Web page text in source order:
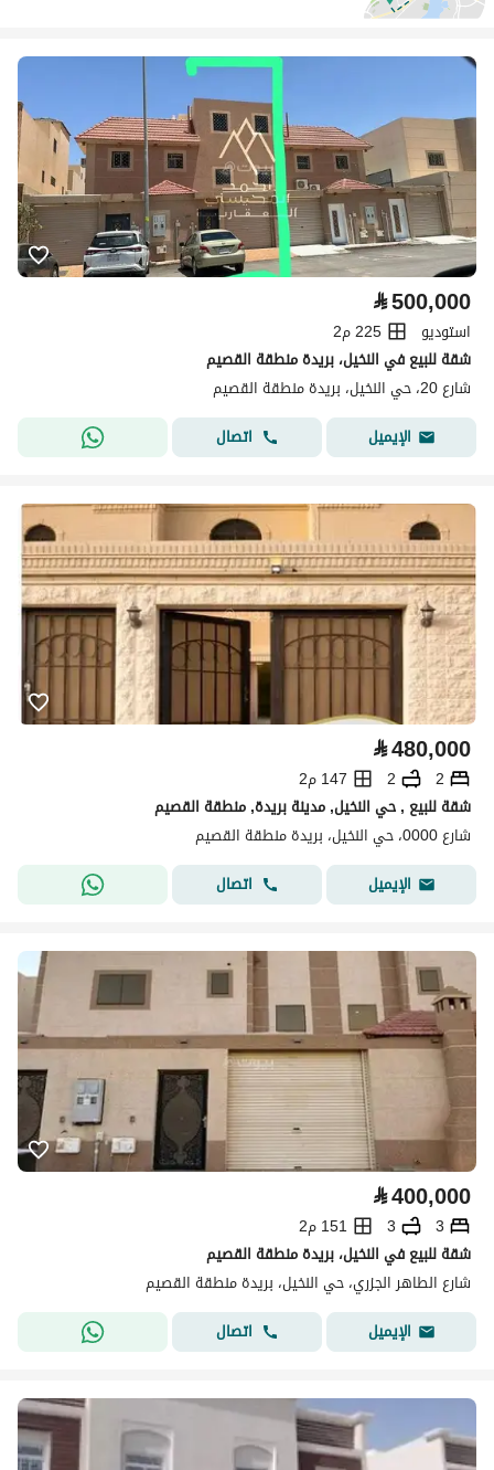
⃁500,000
استوديو
225 م2
شقة للبيع في النخيل، بريدة منطقة القصيم
شارع 20، حي النخيل، بريدة منطقة القصيم
الإيميل
اتصال
⃁480,000
2
2
147 م2
شقة للبيع , حي النخيل, مدينة بريدة, منطقة القصيم
شارع 0000، حي النخيل، بريدة منطقة القصيم
الإيميل
اتصال
⃁400,000
3
3
151 م2
شقة للبيع في النخيل، بريدة منطقة القصيم
شارع الطاهر الجزري، حي النخيل، بريدة منطقة القصيم
الإيميل
اتصال